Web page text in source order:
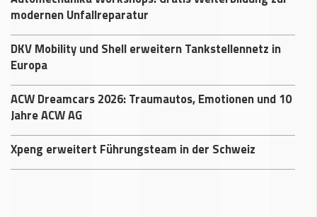
modernen Unfallreparatur
DKV Mobility und Shell erweitern Tankstellennetz in
Europa
ACW Dreamcars 2026: Traumautos, Emotionen und 10
Jahre ACW AG
Xpeng erweitert Führungsteam in der Schweiz